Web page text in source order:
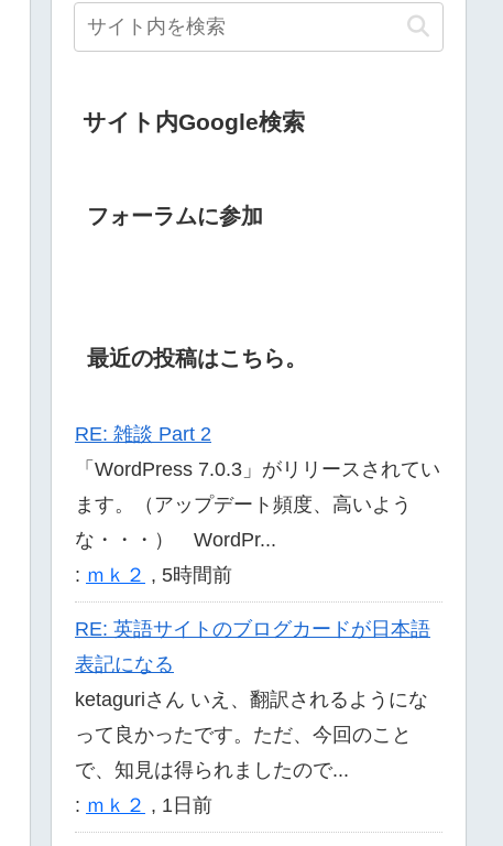
サイト内Google検索
フォーラムに参加
最近の投稿はこちら。
RE: 雑談 Part 2
「WordPress 7.0.3」がリリースされてい
ます。（アップデート頻度、高いよう
な・・・） WordPr...
: ｍｋ２ , 5時間前
RE: 英語サイトのブログカードが日本語
表記になる
ketaguriさん いえ、翻訳されるようにな
って良かったです。ただ、今回のこと
で、知見は得られましたので...
: ｍｋ２ , 1日前